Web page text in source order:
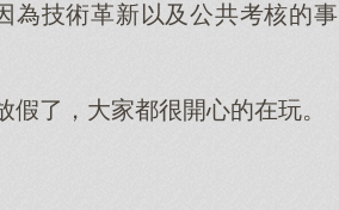
為技術革新以及公共考核的事
了，大家都很開心的在玩。